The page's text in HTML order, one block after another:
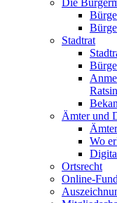
Die
Stadtrat
Ämter und
Wo
Ortsrecht
Online-